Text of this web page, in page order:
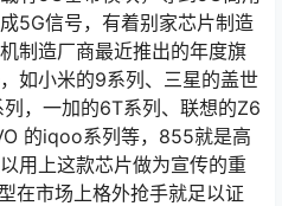
5G信号，有着别家芯片制造
制造厂商最近推出的年度旗
如小米的9系列、三星的盖世
，一加的6T系列、联想的Z6
的iqoo系列等，855就是高
用上这款芯片做为宣传的重
在市场上格外抢手就足以证